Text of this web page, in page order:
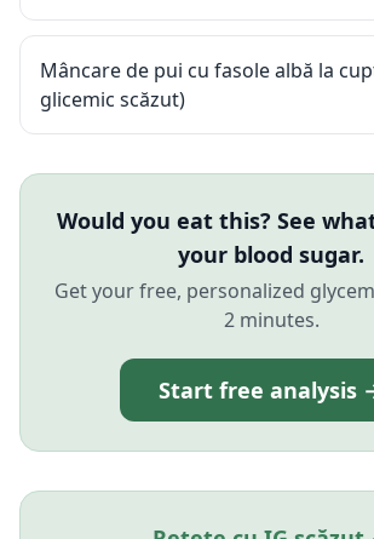
Mâncare de pui cu fasole albă la
glicemic scăzut)
Would you eat this? See
your blood sugar.
Get your free, personalized
2 minutes.
Start free analysis